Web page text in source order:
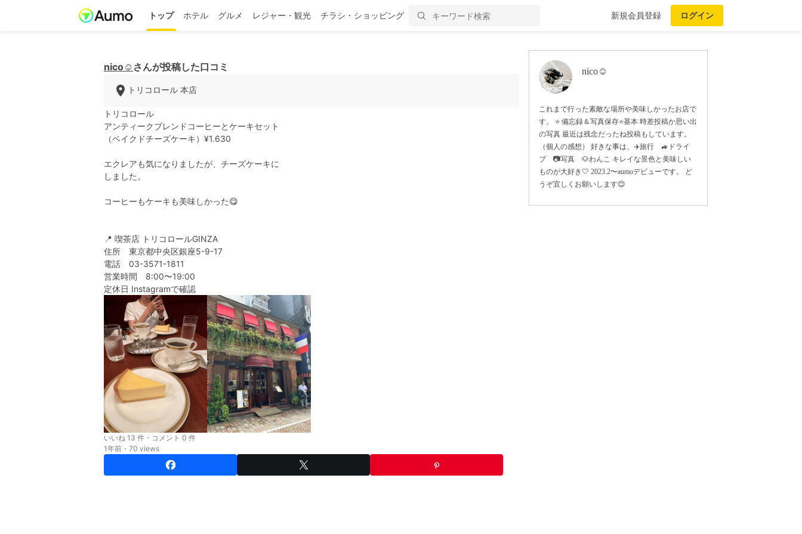
トップ ホテル グルメ レジャー・観光 チラシ・ショッピング 新規会員登録 ログイン
nico☺︎ さんが投稿した口コミ
トリコロール 本店
トリコロール
アンティークブレンドコーヒーとケーキセット
（ベイクドチーズケーキ）¥1.630
エクレアも気になりましたが、チーズケーキに
しました。
コーヒーもケーキも美味しかった😋
📍 喫茶店 トリコロールGINZA
住所 東京都中央区銀座5-9-17
電話 03-3571-1811
営業時間 8:00〜19:00
定休日 Instagramで確認
いいね 13 件・コメント 0 件
1年前・70 views
nico☺︎
これまで行った素敵な場所や美味しかったお店で
す。 ⭐️ 備忘録＆写真保存⭐️基本 時差投稿か思い出
の写真 最近は残念だったね投稿もしています。
（個人の感想） 好きな事は、✈️旅行 🚙ドライ
ブ 📷写真 🐶わんこ キレイな景色と美味しい
ものが大好き🤍 2023.2〜aumoデビューです。 ど
うぞ宜しくお願いします😊